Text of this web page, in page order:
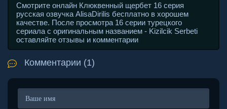
Смотрите онлайн Клюквенный щербет 16 серия
русская озвучка AlisaDirilis бесплатно в хорошем
качестве. После просмотра 16 серии турецкого
сериала с оригинальным названием - Kizilcik Serbeti
оставляйте отзывы и комментарии
Комментарии (1)